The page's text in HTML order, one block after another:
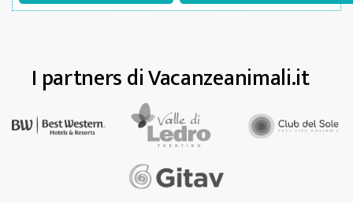
I partners di Vacanzeanimali.it